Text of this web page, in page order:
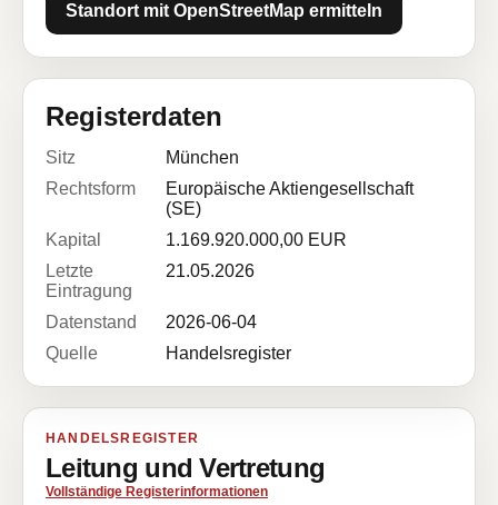
Standort mit OpenStreetMap ermitteln
Registerdaten
Sitz
München
Rechtsform
Europäische Aktiengesellschaft
(SE)
Kapital
1.169.920.000,00 EUR
Letzte
Eintragung
21.05.2026
Datenstand
2026-06-04
Quelle
Handelsregister
HANDELSREGISTER
Leitung und Vertretung
Vollständige Registerinformationen